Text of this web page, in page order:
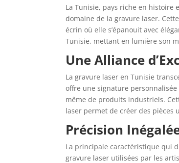
La Tunisie, pays riche en histoire
domaine de la gravure laser.
écrin où elle s’épanouit avec
Tunisie, mettant en lumière son
Une Alliance
La gravure laser en Tunisie
offre une signature personnalisée
même de produits industriels.
laser permet de créer des pièces
Précision
La principale caractéristique qui
gravure laser utilisées par les